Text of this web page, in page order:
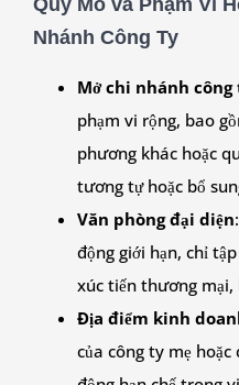
Nhánh Công Ty
Mở chi nhánh công
phạm vi rộng, bao
phương khác hoặc
tương tự hoặc bổ
Văn phòng đại diện
động giới hạn, chỉ
xúc tiến thương
Địa điểm kinh
của công ty mẹ